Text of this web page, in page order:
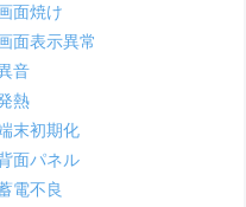
面焼け
面表示異常
音
熱
末初期化
面パネル
電不良